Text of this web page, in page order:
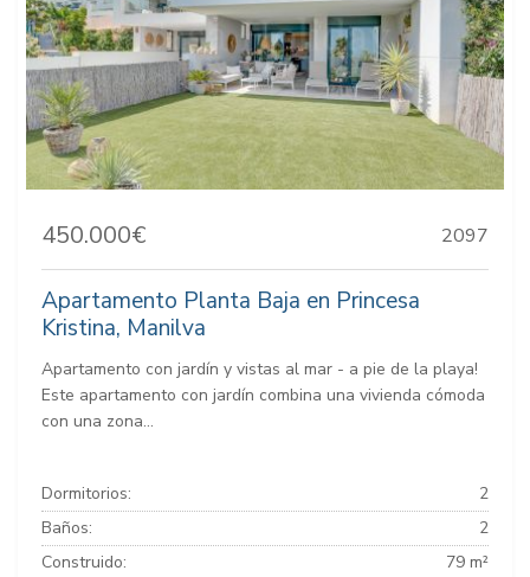
450.000€ 2097
Apartamento Planta Baja en Princesa
Kristina, Manilva
Apartamento con jardín y vistas al mar - a pie de la playa!
Este apartamento con jardín combina una vivienda cómoda
con una zona...
Dormitorios:
2
Baños:
2
Construido:
79 m²